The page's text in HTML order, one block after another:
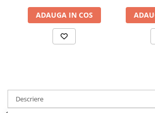
ADAUGA IN COS
Descriere